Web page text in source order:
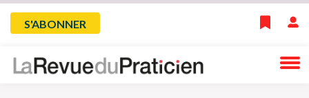
Skip
navigation
Menu
du
S'ABONNER